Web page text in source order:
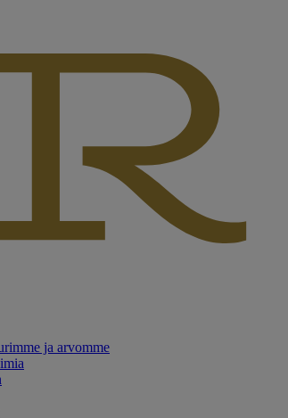
ja arvomme